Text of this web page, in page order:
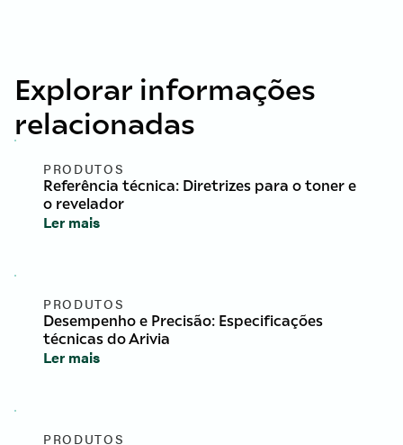
Explorar informações
relacionadas
PRODUTOS
Referência técnica: Diretrizes para o toner e
o revelador
Ler mais
PRODUTOS
Desempenho e Precisão: Especificações
técnicas do Arivia
Ler mais
PRODUTOS